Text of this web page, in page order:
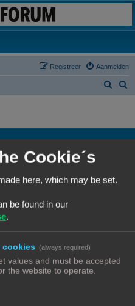
van 3dprintforum.nl
new tab)
Aanmelden
Registreer
k
k
Ch3vr0n
Ga naar
Cookie´s
here, which may be set.
be found in our
.
cookies (always required)
values and must be accepted
the website to operate.